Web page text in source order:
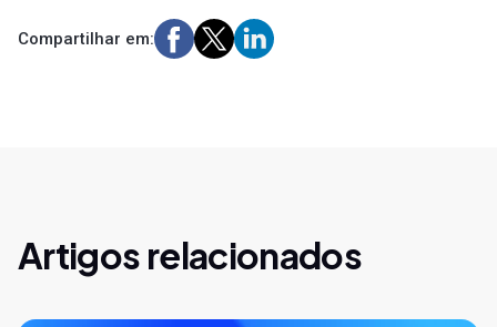
Compartilhar em:
Artigos relacionados